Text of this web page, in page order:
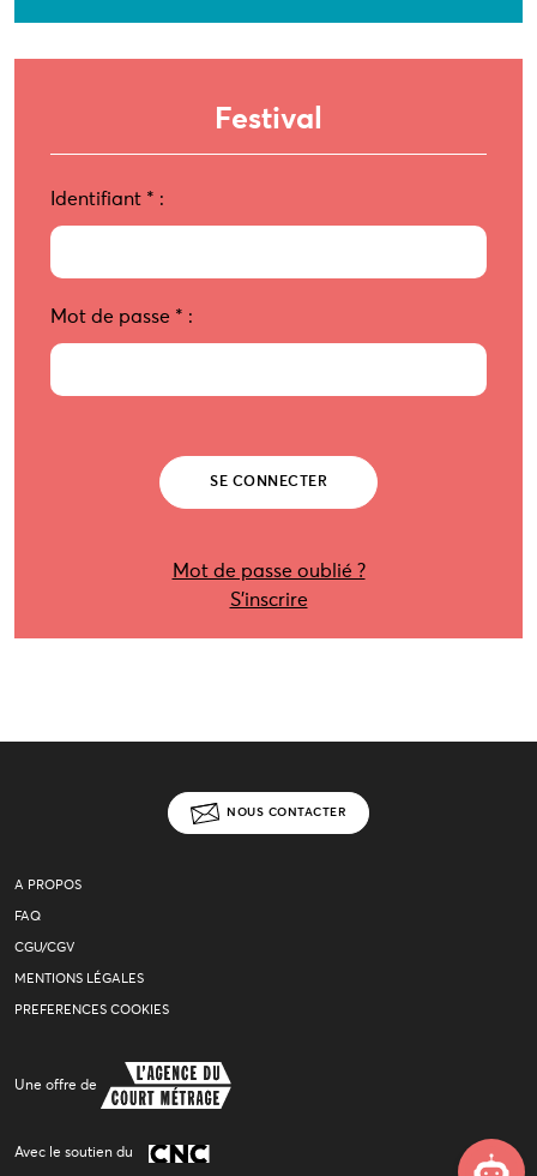
Festival
Identifiant * :
Mot de passe * :
Mot de passe oublié ?
S’inscrire
NOUS CONTACTER
A PROPOS
FAQ
CGU/CGV
MENTIONS LÉGALES
PREFERENCES COOKIES
Une offre de
Avec le soutien du